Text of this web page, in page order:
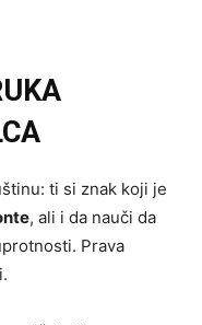
ti si znak koji je
, ali i da nauči da
Prava